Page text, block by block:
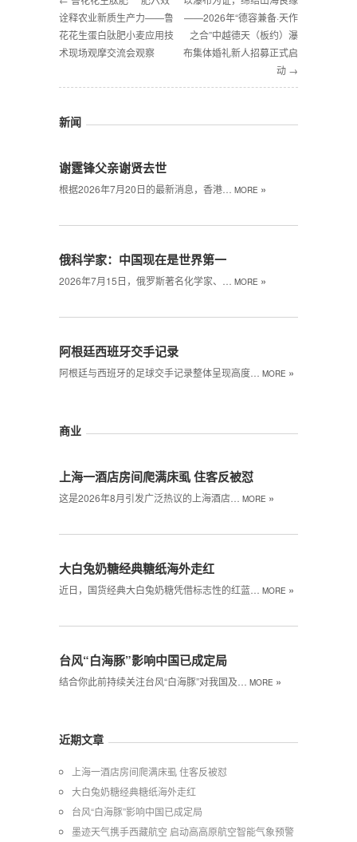
诠释农业新质生产力——鲁
花花生蛋白肽肥小麦应用技
术现场观摩交流会观察
——2026年“德容兼备·天作
之合”中越德天（板约）瀑
布集体婚礼新人招募正式启
动 →
新闻
谢霆锋父亲谢贤去世
根据2026年7月20日的最新消息，香港… MORE »
俄科学家：中国现在是世界第一
2026年7月15日，俄罗斯著名化学家、… MORE »
阿根廷西班牙交手记录
阿根廷与西班牙的足球交手记录整体呈现高度… MORE »
商业
上海一酒店房间爬满床虱 住客反被怼
这是2026年8月引发广泛热议的上海酒店… MORE »
大白兔奶糖经典糖纸海外走红
近日，国货经典大白兔奶糖凭借标志性的红蓝… MORE »
台风“白海豚”影响中国已成定局
结合你此前持续关注台风“白海豚”对我国及… MORE »
近期文章
上海一酒店房间爬满床虱 住客反被怼
大白兔奶糖经典糖纸海外走红
台风“白海豚”影响中国已成定局
墨迹天气携手西藏航空 启动高高原航空智能气象预警